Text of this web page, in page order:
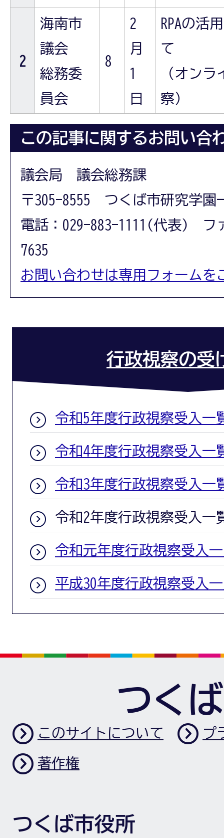
2
海南市
議会
総務委
員会
8
2
月
1
日
RPAの活
て
（オンラ
察）
この記事に関するお問い合
議会局 議会総務課
〒305-8555 つくば市研究学園
電話：029-883-1111(代表) フ
7635
お問い合わせは専用フォームを
行政視察の受
令和5年度行政視察受入一
令和4年度行政視察受入一
令和3年度行政視察受入一
令和2年度行政視察受入一
令和元年度行政視察受入
平成30年度行政視察受入
つく
このサイトについて プ
著作権
つくば市役所